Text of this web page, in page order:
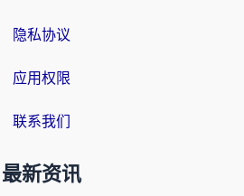
隐私协议
应用权限
联系我们
最新资讯